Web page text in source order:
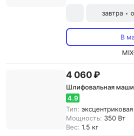
завтра •
В
4 060 ₽
Шлифовальная
4.9
Тип: эксцентриковая
Мощность: 350 Вт
Вес: 1.5 кг